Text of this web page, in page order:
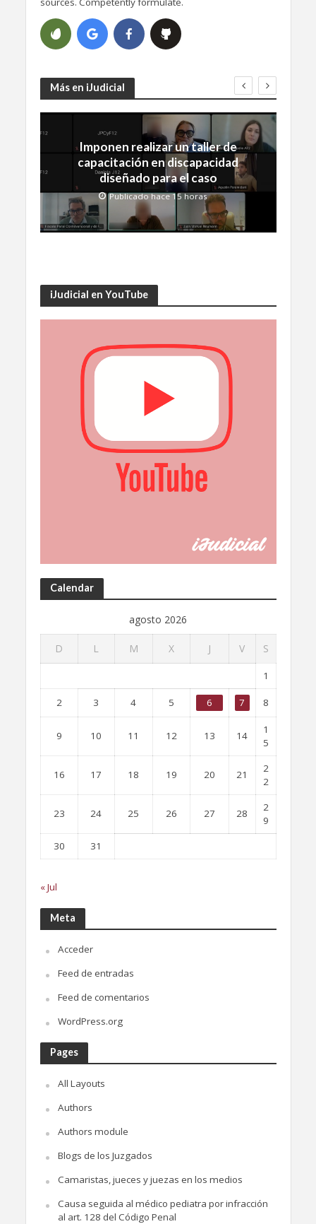
Más en iJudicial
Imponen realizar un taller de
capacitación en discapacidad
diseñado para el caso
Publicado hace 15 horas
iJudicial en YouTube
Calendar
agosto 2026
D L M X J V S
1
2 3 4 5 6 7 8
9 10 11 12 13 14
1
5
16 17 18 19 20 21
2
2
23 24 25 26 27 28
2
9
30
31
« Jul
Meta
Acceder
Feed de entradas
Feed de comentarios
WordPress.org
Pages
All Layouts
Authors
Authors module
Blogs de los Juzgados
Camaristas, jueces y juezas en los medios
Causa seguida al médico pediatra por infracción
al art. 128 del Código Penal